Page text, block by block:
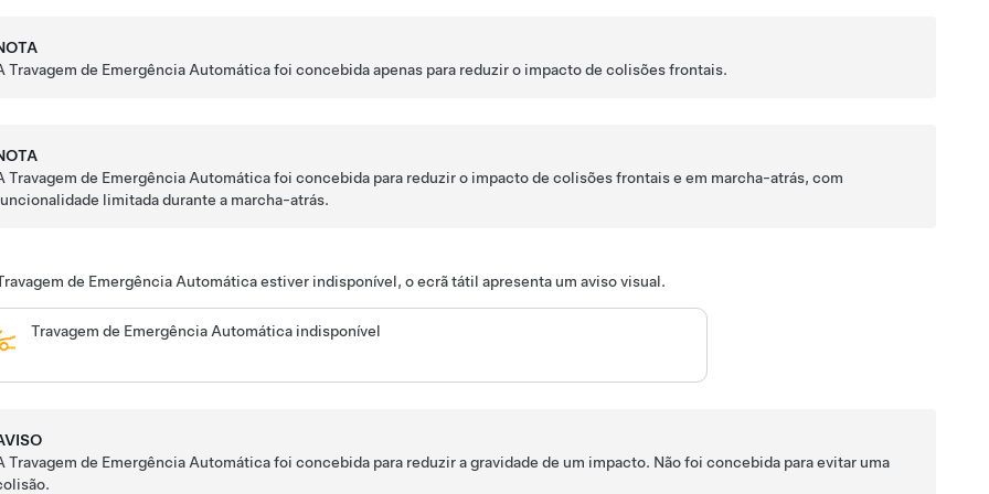
Travagem de Emergência Automática foi concebida apenas para reduzir o impacto de colisões frontais.
Travagem de Emergência Automática foi concebida para reduzir o impacto de colisões frontais e em marcha-atrás, com
limitada durante a marcha-atrás.
de Emergência Automática estiver indisponível, o ecrã tátil apresenta um aviso visual.
Travagem de Emergência Automática indisponível
Travagem de Emergência Automática foi concebida para reduzir a gravidade de um impacto. Não foi concebida para evitar uma